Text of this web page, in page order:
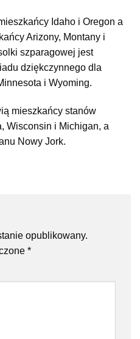
Idaho i Oregon a
Arizony, Montany i
szparagowej jest
dziękczynnego dla
i Wyoming.
mieszkańcy stanów
Wisconsin i Michigan, a
Nowy Jork.
opublikowany.
*